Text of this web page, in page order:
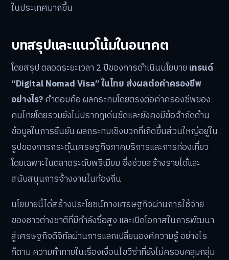
ในประเทศมากขึ้น
บทสรุปและแนวโน้มในอนาคต
โดยสรุป ตลอดระยะเวลา 2 ปีของการดำเนินนโยบาย เทรนด์
“Digital Nomad Visa” ในไทย ส่งผลต่อค่าครองชีพ
อย่างไร?คำตอบคือ ผลกระทบโดยตรงต่อค่าครองชีพของ
คนไทยโดยรวมยังไม่ปรากฏเด่นชัดและยังคงมีข้อจำกัดด้าน
ข้อมูลในการยืนยัน ผลกระทบเชิงบวกที่เกิดขึ้นส่วนใหญ่อยู่ใน
รูปของการกระตุ้นเศรษฐกิจภาคบริการและการท่องเที่ยว
โดยเฉพาะในตลาดระดับพรีเมียม ซึ่งช่วยสร้างรายได้และ
สนับสนุนการจ้างงานในท้องถิ่น
นโยบายนี้ได้สร้างประโยชน์ทางเศรษฐกิจผ่านการใช้จ่าย
ของชาวต่างชาติที่มีกำลังซื้อสูง และเปิดโอกาสในการพัฒนา
สู่เศรษฐกิจดิจิทัลผ่านการแลกเปลี่ยนองค์ความรู้ อย่างไร
ก็ตาม ความท้าทายในเรื่องเงื่อนไขวีซ่าที่ยังไม่ครอบคลุมกลุ่ม